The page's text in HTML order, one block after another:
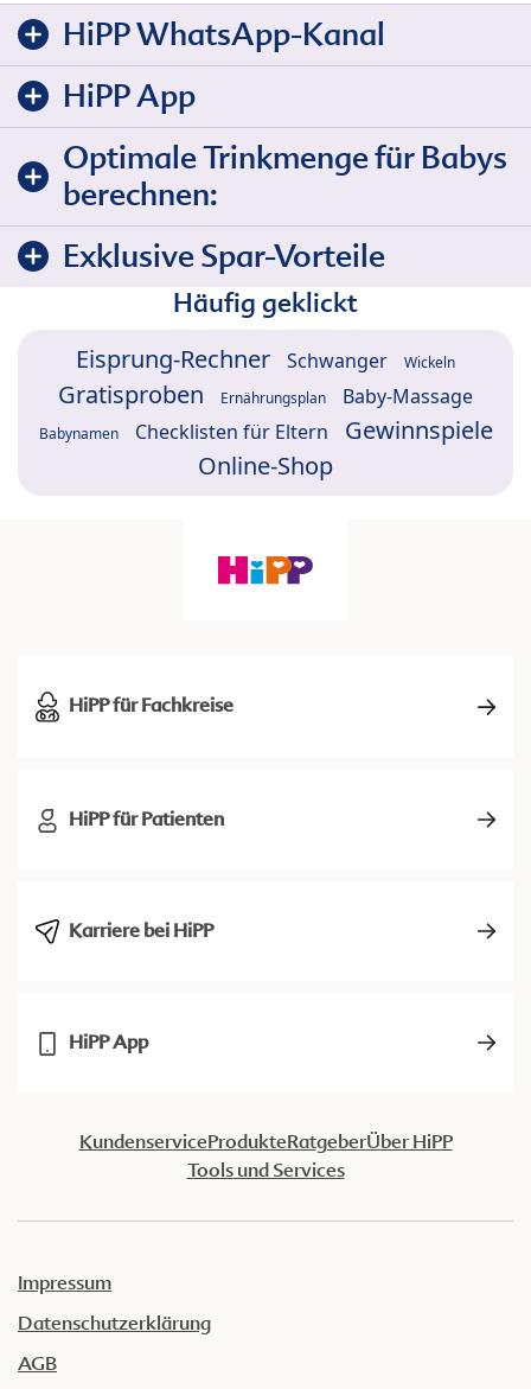
HiPP WhatsApp-Kanal
HiPP App
Optimale Trinkmenge für Babys
berechnen:
Exklusive Spar-Vorteile
Häufig geklickt
Eisprung-Rechner Schwanger Wickeln
Gratisproben Ernährungsplan Baby-Massage
Babynamen Checklisten für Eltern
Gewinnspiele
Online-Shop
HiPP für Fachkreise
HiPP für Patienten
Karriere bei HiPP
HiPP App
KundenserviceProdukteRatgeberÜber HiPP
Tools und Services
Impressum
Datenschutzerklärung
AGB